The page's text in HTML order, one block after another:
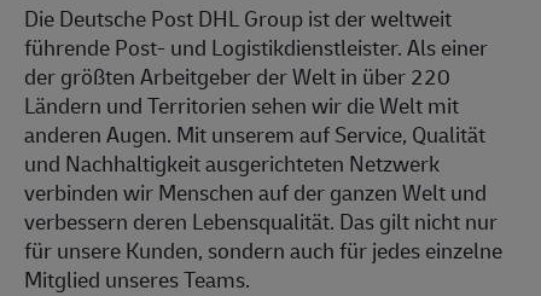
Die Deutsche Post DHL Group ist der weltweit
führende Post- und Logistikdienstleister. Als einer
der größten Arbeitgeber der Welt in über 220
Ländern und Territorien sehen wir die Welt mit
anderen Augen. Mit unserem auf Service, Qualität
und Nachhaltigkeit ausgerichteten Netzwerk
verbinden wir Menschen auf der ganzen Welt und
verbessern deren Lebensqualität. Das gilt nicht nur
für unsere Kunden, sondern auch für jedes einzelne
Mitglied unseres Teams.